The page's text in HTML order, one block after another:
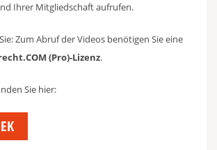
Ihrer Mitgliedschaft aufrufen.
Zum Abruf der Videos benötigen Sie eine
(Pro)-Lizenz.
Sie hier: